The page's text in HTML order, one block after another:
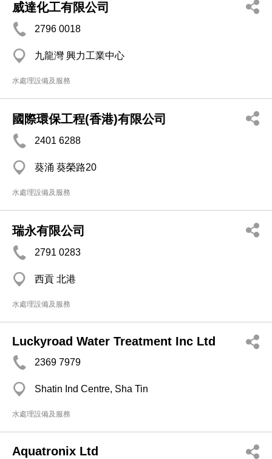
威達化工有限公司
2796 0018
九龍灣 興力工業中心
水處理設備及服務
國際環保工程(香港)有限公司
2401 6288
葵涌 葵榮路20
水處理設備及服務
瑞永有限公司
2791 0283
西貢 北港
水處理設備及服務
Luckyroad Water Treatment Inc Ltd
2369 7979
Shatin Ind Centre, Sha Tin
水處理設備及服務
Aquatronix Ltd